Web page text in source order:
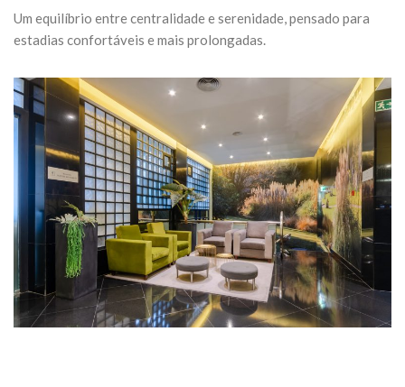
Um equilíbrio entre centralidade e serenidade, pensado para
estadias confortáveis e mais prolongadas.